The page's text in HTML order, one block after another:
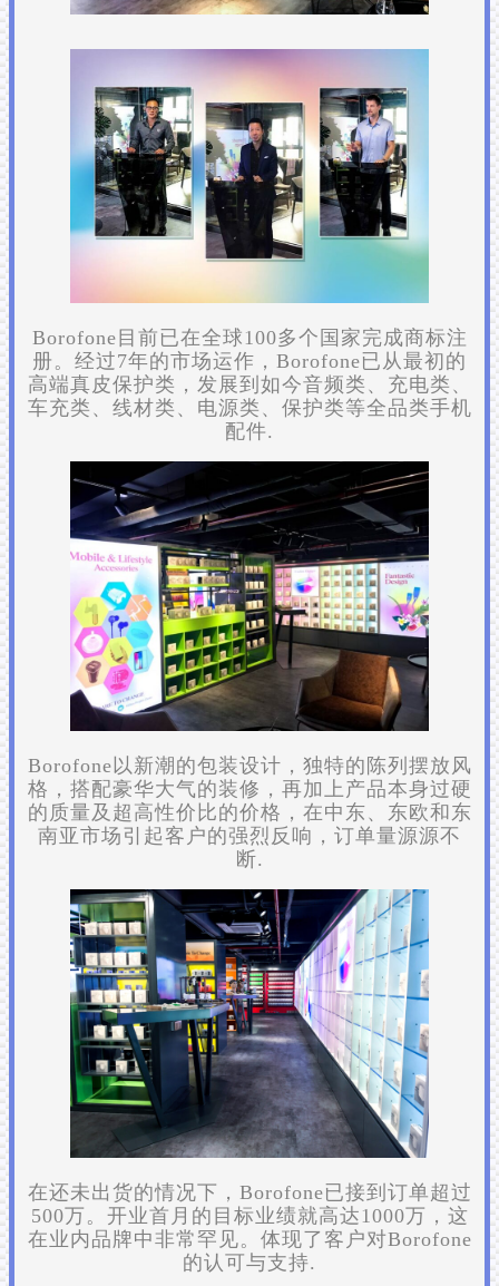
Borofone目前已在全球100多个国家完成商标注
册。经过7年的市场运作，Borofone已从最初的
高端真皮保护类，发展到如今音频类、充电类、
车充类、线材类、电源类、保护类等全品类手机
配件.
Borofone以新潮的包装设计，独特的陈列摆放风
格，搭配豪华大气的装修，再加上产品本身过硬
的质量及超高性价比的价格，在中东、东欧和东
南亚市场引起客户的强烈反响，订单量源源不
断.
在还未出货的情况下，Borofone已接到订单超过
500万。开业首月的目标业绩就高达1000万，这
在业内品牌中非常罕见。体现了客户对Borofone
的认可与支持.